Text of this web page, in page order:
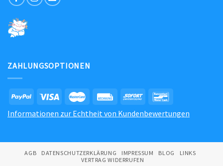
ZAHLUNGSOPTIONEN
Informationen zur Echtheit von Kundenbewertungen
AGB DATENSCHUTZERKLÄRUNG IMPRESSUM BLOG
LINKS
VERTRAG WIDERRUFEN